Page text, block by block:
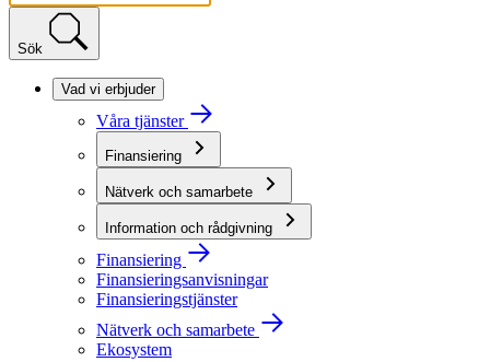
Sök
Vad vi erbjuder
Våra tjänster
Finansiering
Nätverk och samarbete
Information och rådgivning
Finansiering
Finansieringsanvisningar
Finansieringstjänster
Nätverk och samarbete
Ekosystem